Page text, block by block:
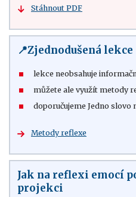
Stáhnout PDF
📍Zjednodušená lekce
lekce neobsahuje
můžete ale využít metody
doporučujeme Jedno slovo
Metody reflexe
Jak na reflexi emocí
projekci